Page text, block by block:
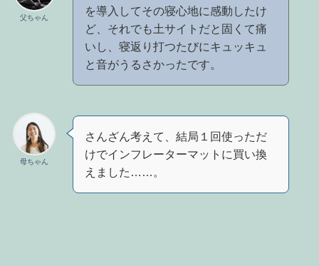
父ちゃん
を導入してその寝心地に感動したけ
ど、それでも土サイトだと固くて痛
いし、寝返り打つたびにキュッキュ
と音がうるさかったです。
母ちゃん
さんざん考えて、結局１回使っただ
けでインフレーターマットに買い換
えました……。